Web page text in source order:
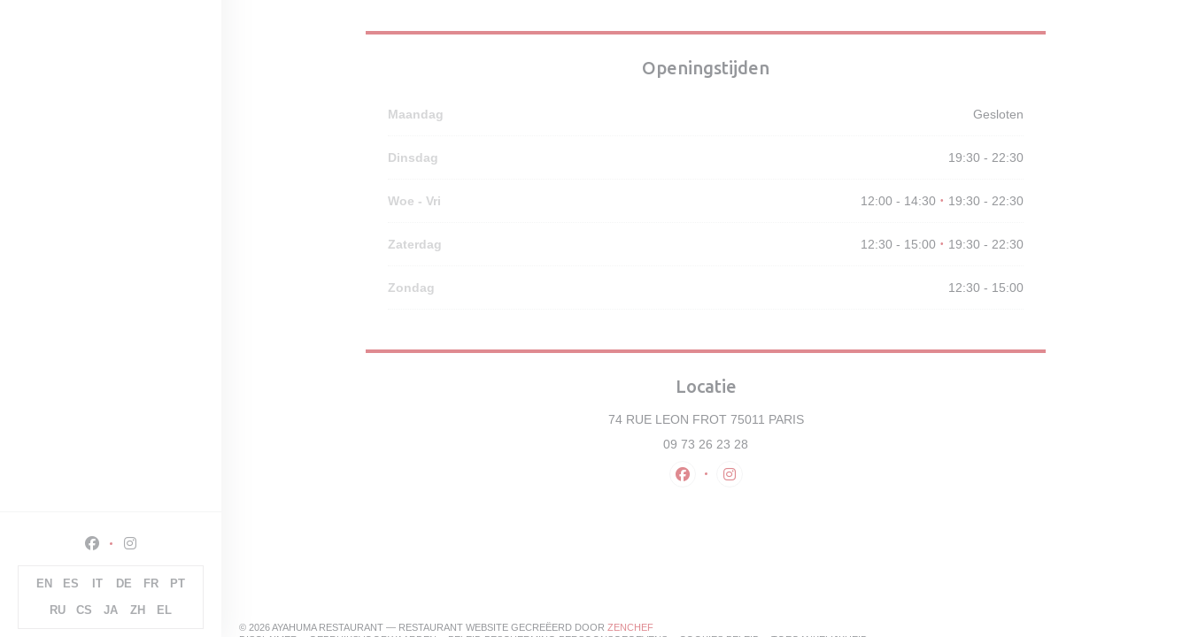
Facebook ((opent in een nieuw venster))
Instagram ((opent in een nieuw venster))
EN ES IT DE FR
PT
RU
CS JA ZH EL
Openingstijden
Maandag Gesloten
Dinsdag 19:30 - 22:30
Woe - Vri 12:00 - 14:30 • 19:30 - 22:30
Zaterdag 12:30 - 15:00 • 19:30 - 22:30
Zondag 12:30 - 15:00
Locatie
74 RUE LEON FROT 75011 PARIS((opent in een nieuw venster))
09 73 26 23 28
Facebook ((opent in een nieuw venster))
Instagram ((opent in een nieuw venster))
© 2026 AYAHUMA RESTAURANT — RESTAURANT WEBSITE GECREËERD DOOR ZENCHEF((OPENT IN EEN NIEUW VENSTER))